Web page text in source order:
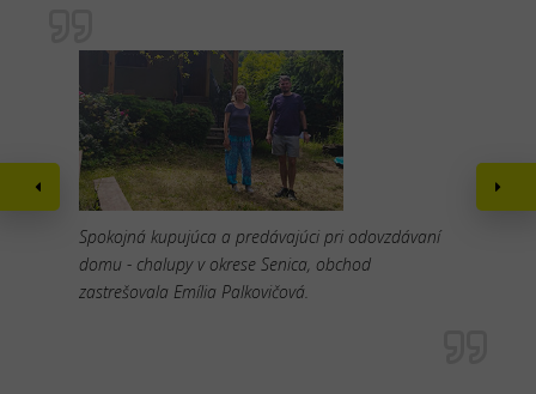
Spokojná kupujúca a predávajúci pri odovzdávaní
domu - chalupy v okrese Senica, obchod
zastrešovala Emília Palkovičová.